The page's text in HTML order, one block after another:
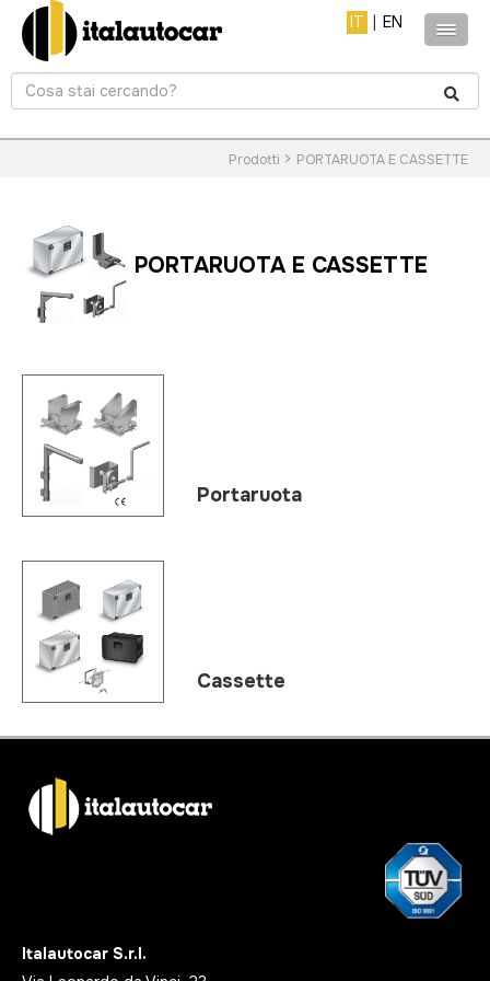
EN
|
IT
Prodotti > PORTARUOTA E CASSETTE
PORTARUOTA E CASSETTE
Portaruota
Cassette
Italautocar S.r.l.